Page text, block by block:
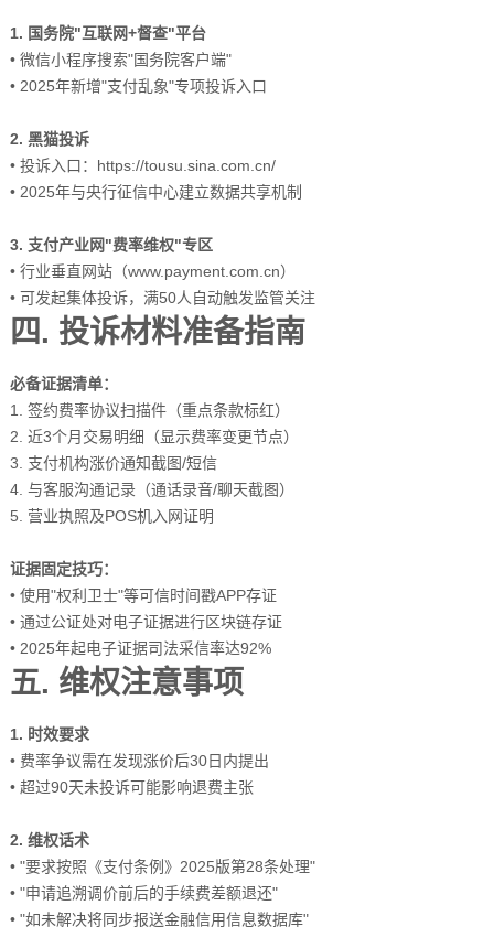
1. 国务院"互联网+督查"平台
• 微信小程序搜索"国务院客户端"
• 2025年新增"支付乱象"专项投诉入口
2. 黑猫投诉
• 投诉入口：https://tousu.sina.com.cn/
• 2025年与央行征信中心建立数据共享机制
3. 支付产业网"费率维权"专区
• 行业垂直网站（www.payment.com.cn）
• 可发起集体投诉，满50人自动触发监管关注
四. 投诉材料准备指南
必备证据清单：
1. 签约费率协议扫描件（重点条款标红）
2. 近3个月交易明细（显示费率变更节点）
3. 支付机构涨价通知截图/短信
4. 与客服沟通记录（通话录音/聊天截图）
5. 营业执照及POS机入网证明
证据固定技巧：
• 使用"权利卫士"等可信时间戳APP存证
• 通过公证处对电子证据进行区块链存证
• 2025年起电子证据司法采信率达92%
五. 维权注意事项
1. 时效要求
• 费率争议需在发现涨价后30日内提出
• 超过90天未投诉可能影响退费主张
2. 维权话术
• "要求按照《支付条例》2025版第28条处理"
• "申请追溯调价前后的手续费差额退还"
• "如未解决将同步报送金融信用信息数据库"